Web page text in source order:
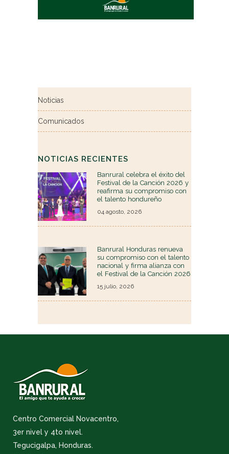
Noticias
Comunicados
NOTICIAS RECIENTES
Banrural celebra el éxito del
Festival de la Canción 2026 y
reafirma su compromiso con
el talento hondureño
04 agosto, 2026
Banrural Honduras renueva
su compromiso con el talento
nacional y firma alianza con
el Festival de la Canción 2026
15 julio, 2026
Centro Comercial Novacentro,
3er nivel y 4to nivel.
Tegucigalpa, Honduras.